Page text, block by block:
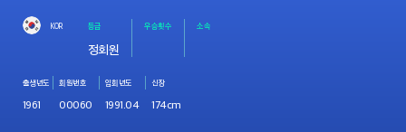
KOR 등급
정회원
우승횟수 소속
출생년도
1961
회원번호
00060
입회년도
1991.04
신장
174cm